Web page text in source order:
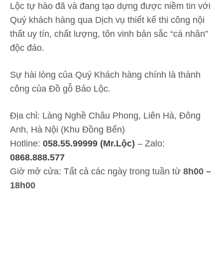
Lộc tự hào đã và đang tạo dựng được niềm tin với
Quý khách hàng qua Dịch vụ thiết kế thi công nội
thất uy tín, chất lượng, tôn vinh bản sắc “cá nhân”
độc đáo.
Sự hài lòng của Quý Khách hàng chính là thành
công của Đồ gỗ Bảo Lộc.
Địa chỉ: Làng Nghề Châu Phong, Liên Hà, Đông
Anh, Hà Nội (Khu Đồng Bến)
Hotline: 058.55.99999 (Mr.Lộc) – Zalo:
0868.888.577
Giờ mở cửa: Tất cả các ngày trong tuần từ 8h00 –
18h00